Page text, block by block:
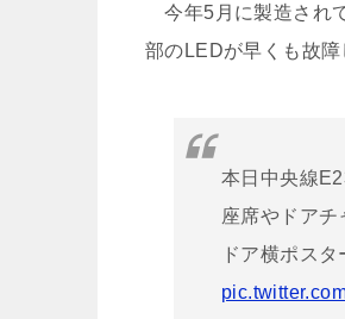
今年5月に製造され
部のLEDが早くも故
本日中央線
座席やドア
ドア横ポス